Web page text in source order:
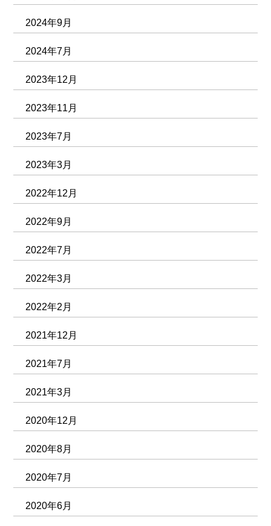
2024年9月
2024年7月
2023年12月
2023年11月
2023年7月
2023年3月
2022年12月
2022年9月
2022年7月
2022年3月
2022年2月
2021年12月
2021年7月
2021年3月
2020年12月
2020年8月
2020年7月
2020年6月